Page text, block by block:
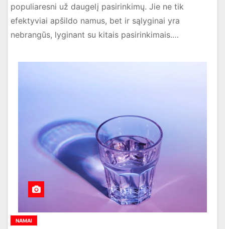
populiaresni už daugelį pasirinkimų. Jie ne tik
efektyviai apšildo namus, bet ir sąlyginai yra
nebrangūs, lyginant su kitais pasirinkimais.…
NAMAI